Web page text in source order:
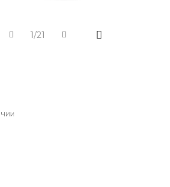
1/21